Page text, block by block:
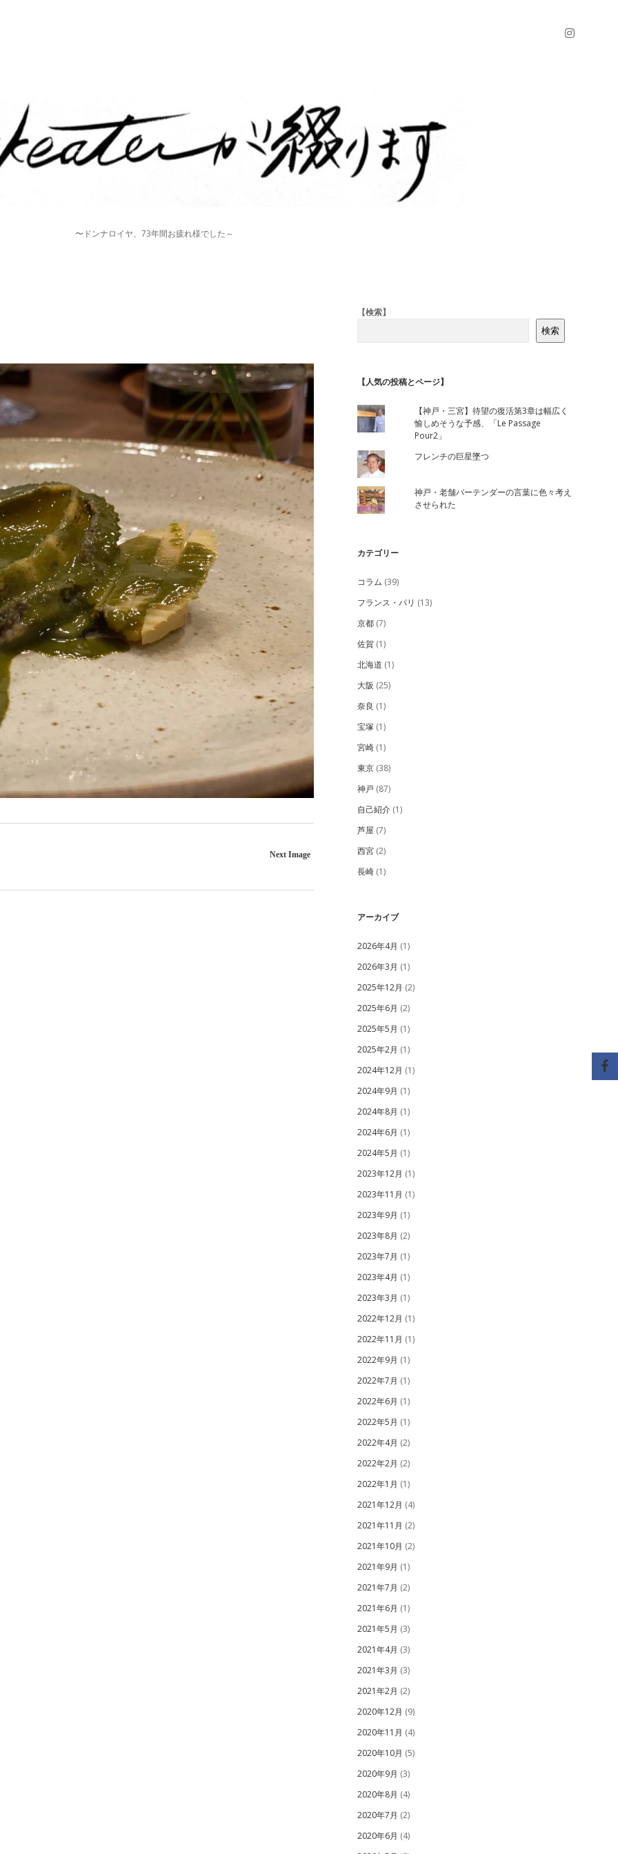
〜ドンナロイヤ、73年間お疲れ様でした～
Next Image
Sidebar
【検索】
検索
【人気の投稿とページ】
【神戸・三宮】待望の復活第3章は幅広く
愉しめそうな予感、「Le Passage
Pour2」
フレンチの巨星墜つ
神戸・老舗バーテンダーの言葉に色々考え
させられた
カテゴリー
コラム (39)
フランス・パリ (13)
京都(7)
佐賀(1)
北海道 (1)
大阪 (25)
奈良 (1)
宝塚(1)
宮崎(1)
東京(38)
神戸 (87)
自己紹介(1)
芦屋 (7)
西宮(2)
長崎(1)
アーカイブ
2026年4月 (1)
2026年3月 (1)
2025年12月 (2)
2025年6月 (2)
2025年5月 (1)
2025年2月 (1)
2024年12月 (1)
2024年9月 (1)
2024年8月 (1)
2024年6月 (1)
2024年5月 (1)
2023年12月 (1)
2023年11月 (1)
2023年9月 (1)
2023年8月 (2)
2023年7月 (1)
2023年4月 (1)
2023年3月 (1)
2022年12月 (1)
2022年11月 (1)
2022年9月 (1)
2022年7月 (1)
2022年6月 (1)
2022年5月 (1)
2022年4月 (2)
2022年2月 (2)
2022年1月 (1)
2021年12月 (4)
2021年11月 (2)
2021年10月 (2)
2021年9月 (1)
2021年7月 (2)
2021年6月 (1)
2021年5月 (3)
2021年4月 (3)
2021年3月 (3)
2021年2月 (2)
2020年12月 (9)
2020年11月 (4)
2020年10月 (5)
2020年9月 (3)
2020年8月 (4)
2020年7月 (2)
2020年6月 (4)